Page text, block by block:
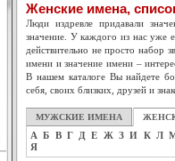
Женские имена,
Люди издревле придавали
значение. У каждого из нас уже
действительно не просто набор
имени и значение имени –
В нашем каталоге Вы найдете
себя, своих близких, друзей и
МУЖСКИЕ ИМЕНА
А Б В Г Д Е Ж З И К Л
Я